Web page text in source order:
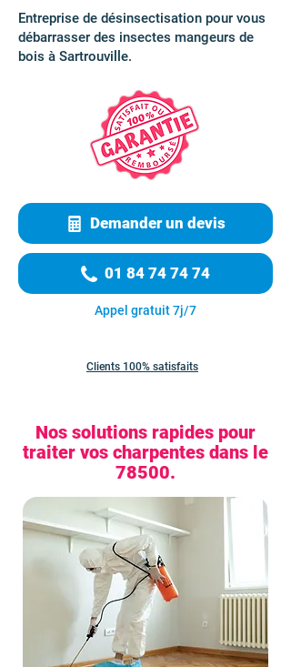
Entreprise de désinsectisation pour vous
débarrasser des insectes mangeurs de
bois à Sartrouville.
Demander un devis
01 84 74 74 74
Appel gratuit 7j/7
Clients 100% satisfaits
Nos solutions rapides pour
traiter vos charpentes dans le
78500.